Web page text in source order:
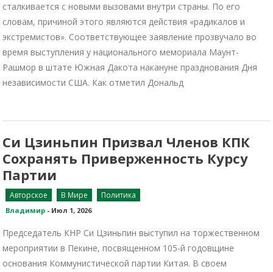
сталкивается с новыми вызовами внутри страны. По его
словам, причиной этого являются действия «радикалов и
экстремистов». Соответствующее заявление прозвучало во
время выступления у национального мемориала Маунт-
Рашмор в штате Южная Дакота накануне празднования Дня
независимости США. Как отметил Дональд
Си Цзиньпин Призвал Членов КПК
Сохранять Приверженность Курсу
Партии
Авторское В Мире Политика
Владимир - Июл 1, 2026
Председатель КНР Си Цзиньпин выступил на торжественном
мероприятии в Пекине, посвященном 105-й годовщине
основания Коммунистической партии Китая. В своем